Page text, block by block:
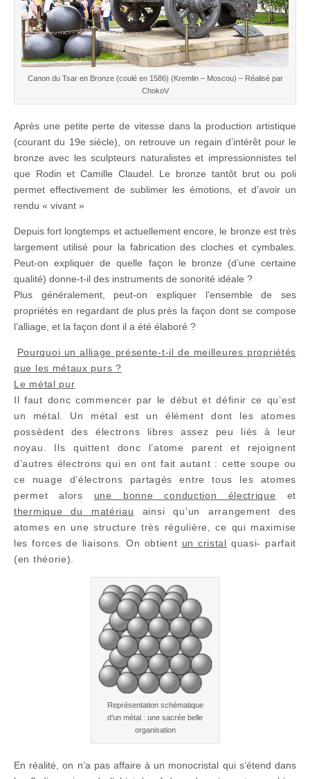
Canon du Tsar en Bronze (coulé en 1586) (Kremlin – Moscou) – Réalisé par
ChokoV
Après une petite perte de vitesse dans la production artistique
(courant du 19e siècle), on retrouve un regain d’intérêt pour le
bronze avec les sculpteurs naturalistes et impressionnistes tel
que Rodin et Camille Claudel. Le bronze tantôt brut ou poli
permet effectivement de sublimer les émotions, et d’avoir un
rendu « vivant »
Depuis fort longtemps et actuellement encore, le bronze est très
largement utilisé pour la fabrication des cloches et cymbales.
Peut-on expliquer de quelle façon le bronze (d’une certaine
qualité) donne-t-il des instruments de sonorité idéale ?
Plus généralement, peut-on expliquer l’ensemble de ses
propriétés en regardant de plus près la façon dont se compose
l’alliage, et la façon dont il a été élaboré ?
Pourquoi un alliage présente-t-il de meilleures propriétés
que les métaux purs ?
Le métal pur
Il faut donc commencer par le début et définir ce qu’est
un métal. Un métal est un élément dont les atomes
possèdent des électrons libres assez peu liés à leur
noyau. Ils quittent donc l’atome parent et rejoignent
d’autres électrons qui en ont fait autant : cette soupe ou
ce nuage d’électrons partagés entre tous les atomes
permet alors une bonne conduction électrique et
thermique du matériau
ainsi qu’un arrangement des
atomes en une structure très régulière, ce qui maximise
les forces de liaisons. On obtient un cristal quasi- parfait
(en théorie).
Représentation schématique
d’un métal : une sacrée belle
organisation
En réalité, on n’a pas affaire à un monocristal qui s’étend dans